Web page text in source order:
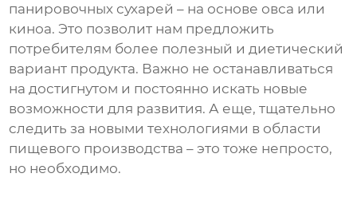
панировочных сухарей – на основе овса или
киноа. Это позволит нам предложить
потребителям более полезный и диетический
вариант продукта. Важно не останавливаться
на достигнутом и постоянно искать новые
возможности для развития. А еще, тщательно
следить за новыми технологиями в области
пищевого производства – это тоже непросто,
но необходимо.